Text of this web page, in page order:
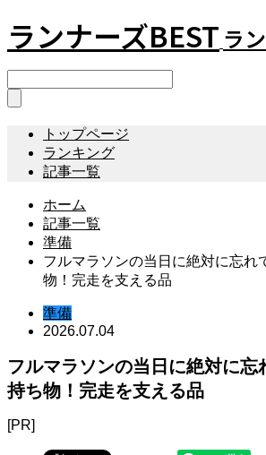
ランナーズBEST ラ
トップページ
ランキング
記事一覧
ホーム
記事一覧
準備
フルマラソンの当日に絶対に忘れ
物！完走を支える品
準備
2026.07.04
フルマラソンの当日に絶対に忘
持ち物！完走を支える品
[PR]